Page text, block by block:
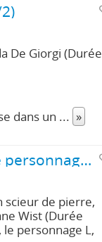
De Giorgi (Durée
dans un ... »
Interviews d'un scieur de pierre - Pierre Mouret, le personnage K - ainsi que d'un peintre - le personnage L - , d'une employée d'usine d'armement et d'un ouvrier (1ère partie/2)
scieur de pierre,
Wist (Durée
personnage L,